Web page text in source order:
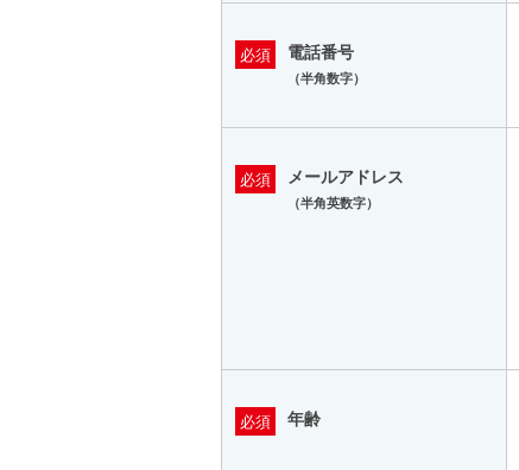
電話番号
（半角数字）
必須
メールアドレス
（半角英数字）
必須
年齢
必須